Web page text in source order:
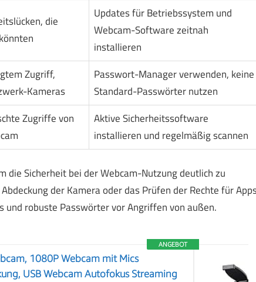
die
Updates für Betriebssystem und
Webcam-Software zeitnah
installieren
Zugriff,
Kameras
Passwort-Manager verwenden, keine
Standard-Passwörter nutzen
Zugriffe von
Aktive Sicherheitssoftware
installieren und regelmäßig scannen
die Sicherheit bei der Webcam-Nutzung deutlich zu
der Kamera oder das Prüfen der Rechte für
und robuste Passwörter vor Angriffen von außen.
ANGEBOT
1080P Webcam mit Mics
USB Webcam Autofokus Streaming